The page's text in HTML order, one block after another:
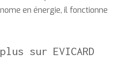
en énergie, il fonctionne
sur EVICARD